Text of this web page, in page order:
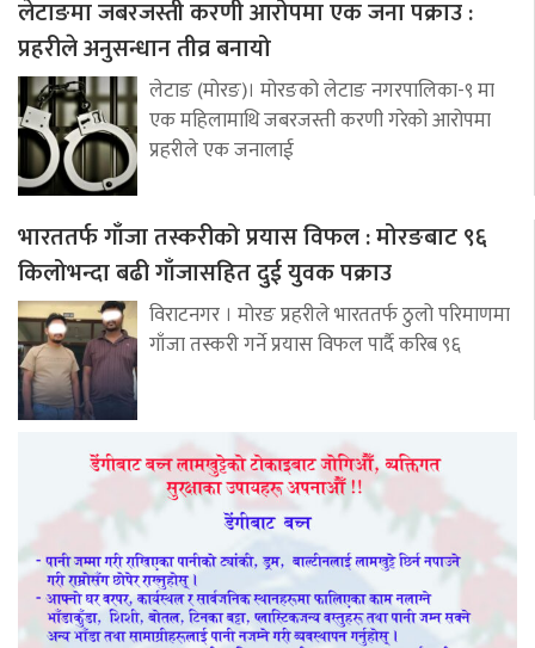
लेटाङमा जबरजस्ती करणी आरोपमा एक जना पक्राउ :
प्रहरीले अनुसन्धान तीव्र बनायो
लेटाङ (मोरङ)। मोरङको लेटाङ नगरपालिका-९ मा
एक महिलामाथि जबरजस्ती करणी गरेको आरोपमा
प्रहरीले एक जनालाई
भारततर्फ गाँजा तस्करीको प्रयास विफल : मोरङबाट ९६
किलोभन्दा बढी गाँजासहित दुई युवक पक्राउ
विराटनगर । मोरङ प्रहरीले भारततर्फ ठुलो परिमाणमा
गाँजा तस्करी गर्ने प्रयास विफल पार्दै करिब ९६